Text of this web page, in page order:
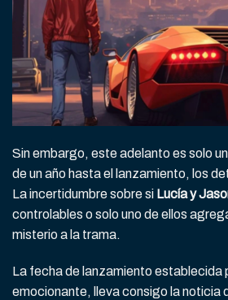
Sin embargo, este adelanto es solo
de un año hasta el lanzamiento, los
La incertidumbre sobre si Lucía y
controlables o solo uno de ellos
misterio a la trama.
La fecha de lanzamiento establecida
emocionante, lleva consigo la noticia